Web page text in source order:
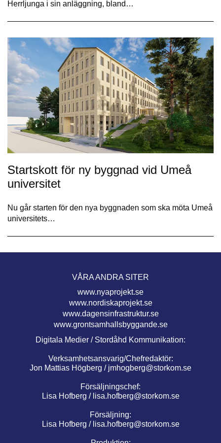
Herrljunga i sin anläggning, bland…
Startskott för ny byggnad vid Umeå
universitet
Nu går starten för den nya byggnaden som ska möta Umeå
universitets…
VÅRA ANDRA SITER
www.nyaprojekt.se
www.nordiskaprojekt.se
www.dagensinfrastruktur.se
www.grontsamhallsbyggande.se
Digitala Medier / Stordåhd Kommunikation:
Verksamhetsansvarig/Chefredaktör:
Jon Mattias Högberg / jmhogberg@storkom.se
Försäljningschef:
Lisa Hofberg / lisa.hofberg@storkom.se
Försäljning:
Lisa Hofberg / lisa.hofberg@storkom.se